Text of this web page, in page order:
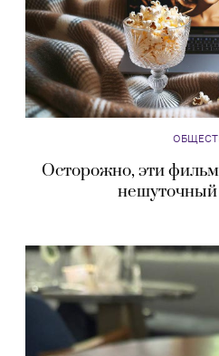
Осторожно, эти
нешуточный